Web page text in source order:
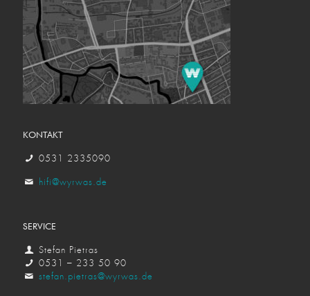
KONTAKT
0531 2335090
hifi@wyrwas.de
SERVICE
Stefan Pietras
0531 – 233 50 90
stefan.pietras@wyrwas.de